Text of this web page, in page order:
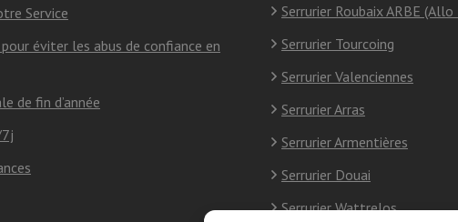
Service
éviter les abus de confiance en
de fin d’année
Serrurier Roubaix ARBE
Serrurier Tourcoing
Serrurier Valenciennes
Serrurier Arras
Serrurier Armentières
Serrurier Douai
Serrurier Wattrelos